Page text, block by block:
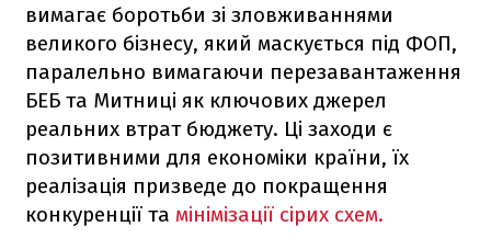
вимагає боротьби зі зловживаннями
великого бізнесу, який маскується під ФОП,
паралельно вимагаючи перезавантаження
БЕБ та Митниці як ключових джерел
реальних втрат бюджету. Ці заходи є
позитивними для економіки країни, їх
реалізація призведе до покращення
конкуренції та мінімізації сірих схем.